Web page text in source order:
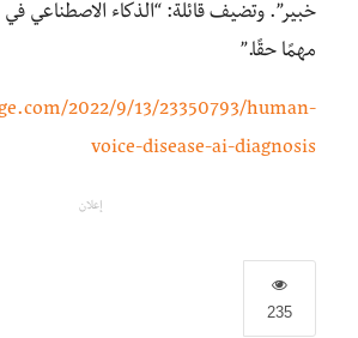
خبير”. وتضيف قائلة: “الذكاء الاصطناعي
مهمًا حقًا.”
2022/9/13/23350793/human-
voice-disease-ai-diagnosis
إعلان
235